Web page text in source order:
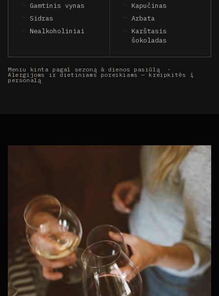
Gamtinis vynas
Sidras
Nealkoholiniai
Kapučinas
Arbata
Karštasis
šokoladas
Meniu kinta pagal sezoną & dienos pasiūlą ·
Alergijoms ir dietiniams poreikiams — kreipkitės į
personalą